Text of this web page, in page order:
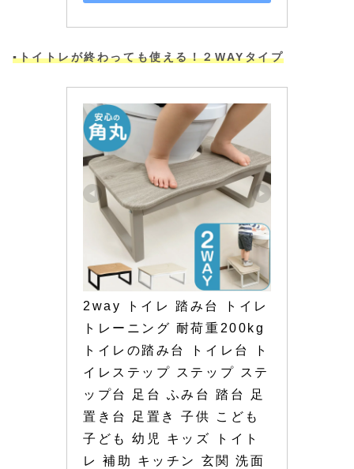
▪️トイトレが終わっても使える！２WAYタイプ
2way トイレ 踏み台 トイレ
トレーニング 耐荷重200kg
トイレの踏み台 トイレ台 ト
イレステップ ステップ ステ
ップ台 足台 ふみ台 踏台 足
置き台 足置き 子供 こども
子ども 幼児 キッズ トイト
レ 補助 キッチン 玄関 洗面